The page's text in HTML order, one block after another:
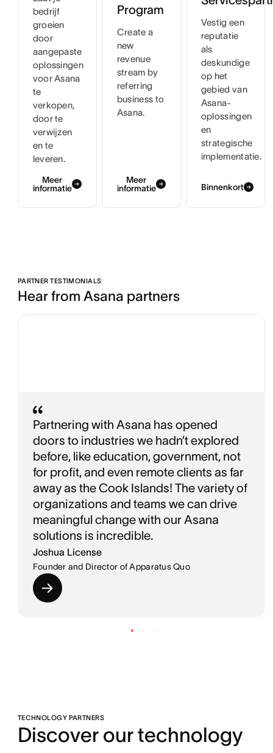
bedrijf
groeien
door
aangepaste
oplossingen
voor Asana
te
verkopen,
door te
verwijzen
en te
leveren.
Meer
informatie
Program
Create a
new
revenue
stream by
referring
business to
Asana.
Meer
informatie
Vestig een
reputatie
als
deskundige
op het
gebied van
Asana-
oplossingen
en
strategische
implementatie.
Binnenkort
PARTNER TESTIMONIALS
Hear from Asana partners
Partnering with Asana has opened
doors to industries we hadn’t explored
before, like education, government, not
for profit, and even remote clients as far
away as the Cook Islands! The variety of
organizations and teams we can drive
meaningful change with our Asana
solutions is incredible.
Joshua License
Founder and Director of Apparatus Quo
TECHNOLOGY PARTNERS
Discover our technology